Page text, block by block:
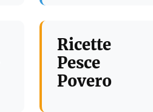
Ricette
Pesce
Povero